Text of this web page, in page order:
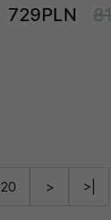
729PLN
20 > >|